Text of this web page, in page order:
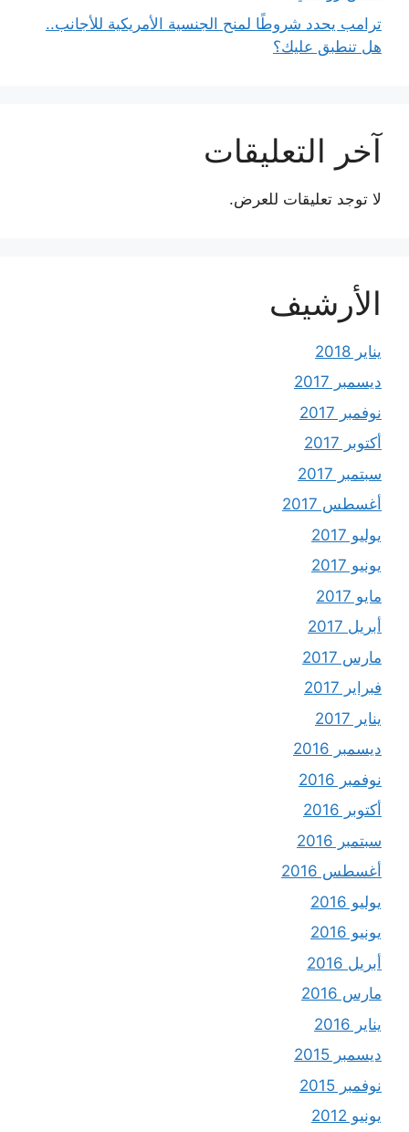
ترامب يحدد شروطًا لمنح الجنسية الأمريكية للأجانب..
هل تنطبق عليك؟
آخر التعليقات
لا توجد تعليقات للعرض.
الأرشيف
يناير 2018
ديسمبر 2017
نوفمبر 2017
أكتوبر 2017
سبتمبر 2017
أغسطس 2017
يوليو 2017
يونيو 2017
مايو 2017
أبريل 2017
مارس 2017
فبراير 2017
يناير 2017
ديسمبر 2016
نوفمبر 2016
أكتوبر 2016
سبتمبر 2016
أغسطس 2016
يوليو 2016
يونيو 2016
أبريل 2016
مارس 2016
يناير 2016
ديسمبر 2015
نوفمبر 2015
يونيو 2012